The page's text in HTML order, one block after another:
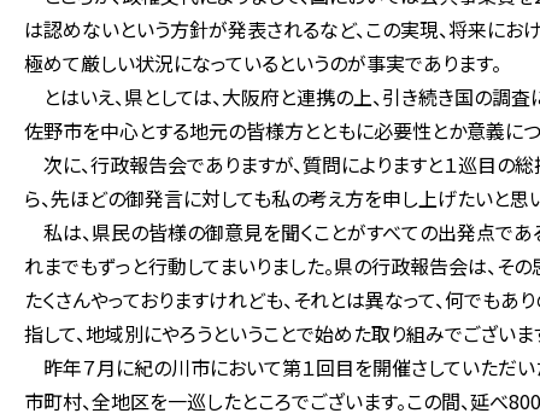
は認めないという方針が発表されるなど、この実現、将来にお
極めて厳しい状況になっているというのが事実であります。
とはいえ、県としては、大阪府と連携の上、引き続き国の調
佐野市を中心とする地元の皆様方とともに必要性とか意義につ
次に、行政報告会でありますが、質問によりますと１巡目の
ら、先ほどの御発言に対しても私の考え方を申し上げたいと思
私は、県民の皆様の御意見を聞くことがすべての出発点であ
れまでもずっと行動してまいりました。県の行政報告会は、
たくさんやっておりますけれども、それとは異なって、何でも
指して、地域別にやろうということで始めた取り組みでございま
昨年７月に紀の川市において第１回目を開催さしていただ
市町村、全地区を一巡したところでございます。この間、延べ